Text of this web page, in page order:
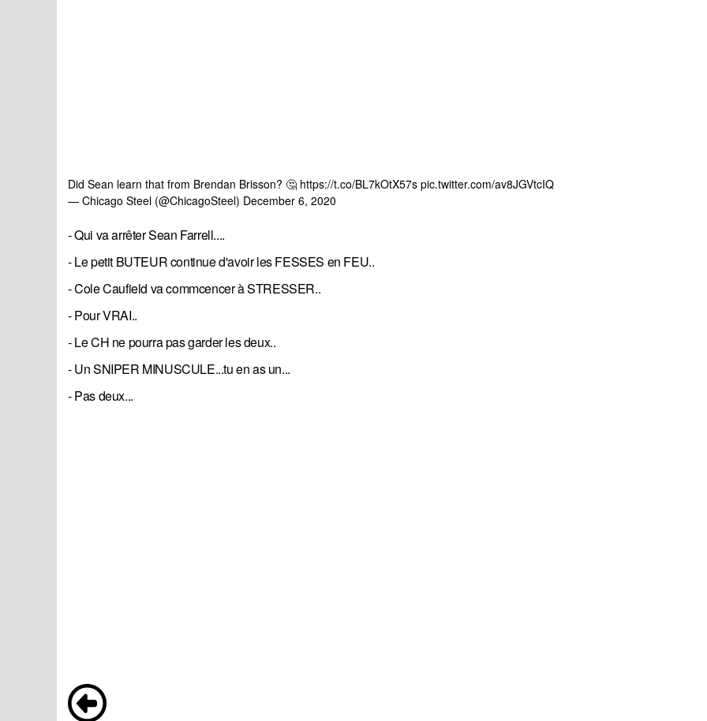
Did Sean learn that from Brendan Brisson? 🤔 https://t.co/BL7kOtX57s pic.twitter.com/av8JGVtcIQ
— Chicago Steel (@ChicagoSteel) December 6, 2020
- Qui va arrêter Sean Farrell....
- Le petit BUTEUR continue d'avoir les FESSES en FEU..
- Cole Caufield va commcencer à STRESSER..
- Pour VRAI..
- Le CH ne pourra pas garder les deux..
- Un SNIPER MINUSCULE...tu en as un...
- Pas deux...